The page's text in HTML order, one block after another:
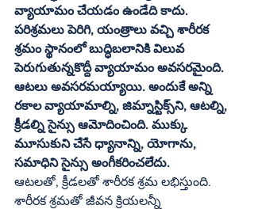
వ్యాయామం చేయడం ఉండేది కాదు.
పరిశ్రమలు పెరిగి, యంత్రాలు వచ్చి శారీరక
శ్రమం స్థానంలో బుద్ధిబలానికి విలువ
పెరుగుతున్నకొద్దీ వ్యాయామం అవసరమైంది.
ఆటలు అవసరమయ్యాయి. అందుకే అన్ని
రకాల వ్యాయామాల్ని, జిమ్నాస్టిక్స్‌ని, ఆటల్ని,
క్రీడల్ని సైన్సు ఆమోదించింది. ముక్కు
మూసుకుని చేసే ధ్యానాన్ని, యోగాను,
సమాధిని సైన్సు అంగీకరించలేదు.
ఆటలతో, క్రీడలతో శారీరక శ్రమ లభిస్తుంది.
శారీరక శ్రమతో జీవన క్రియలన్నీ